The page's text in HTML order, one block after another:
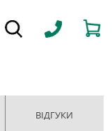
ВІДГУКИ